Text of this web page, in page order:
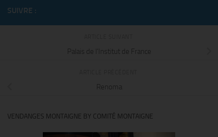
SUIVRE :
Palais de l’Institut de France
Renoma
VENDANGES MONTAIGNE BY COMITÉ MONTAIGNE